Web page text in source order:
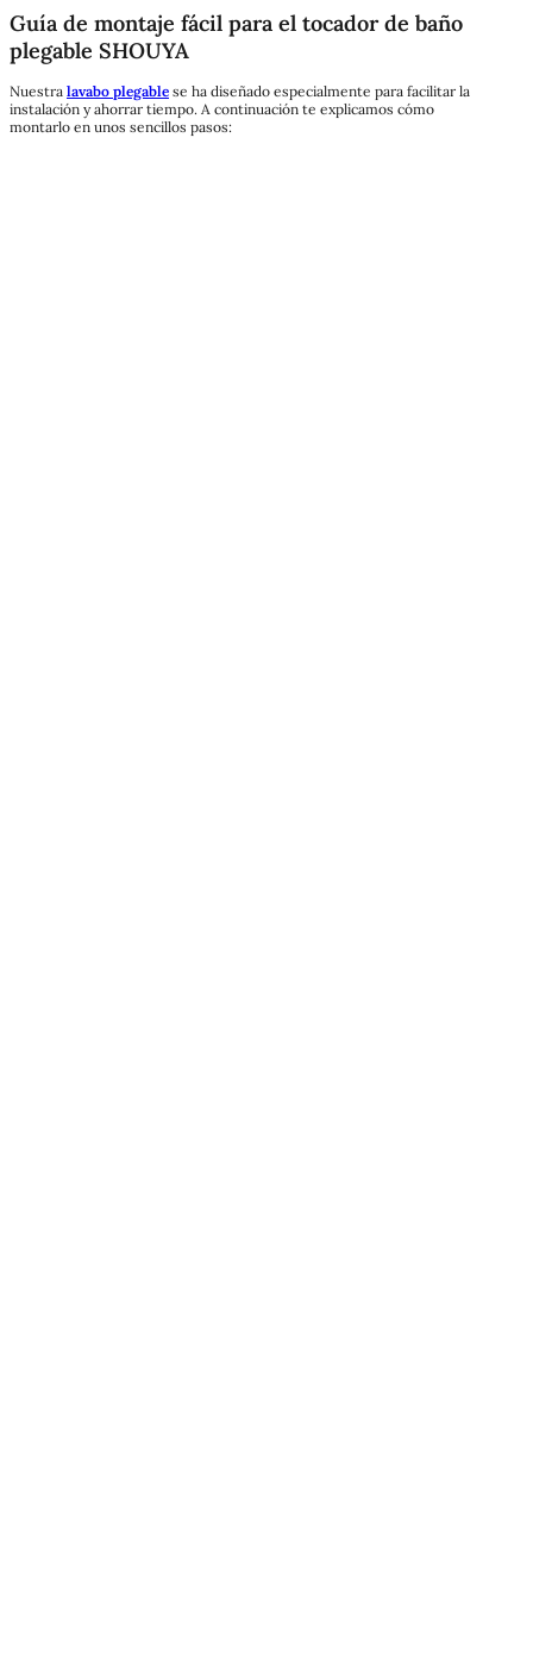
Guía de montaje fácil para el tocador de baño
plegable SHOUYA
Nuestra lavabo plegable se ha diseñado especialmente para facilitar la
instalación y ahorrar tiempo. A continuación te explicamos cómo
montarlo en unos sencillos pasos: